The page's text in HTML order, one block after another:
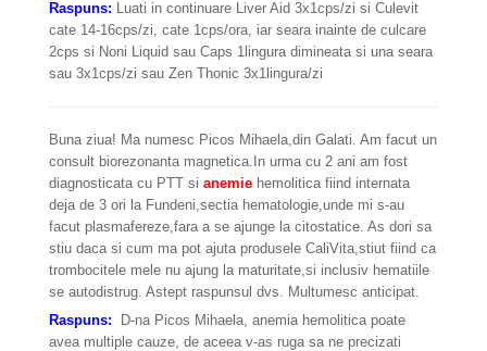
Raspuns: Luati in continuare Liver Aid 3x1cps/zi si Culevit
cate 14-16cps/zi, cate 1cps/ora, iar seara inainte de culcare
2cps si Noni Liquid sau Caps 1lingura dimineata si una seara
sau 3x1cps/zi sau Zen Thonic 3x1lingura/zi
Buna ziua! Ma numesc Picos Mihaela,din Galati. Am facut un
consult biorezonanta magnetica.In urma cu 2 ani am fost
diagnosticata cu PTT si anemie hemolitica fiind internata
deja de 3 ori la Fundeni,sectia hematologie,unde mi s-au
facut plasmafereze,fara a se ajunge la citostatice. As dori sa
stiu daca si cum ma pot ajuta produsele CaliVita,stiut fiind ca
trombocitele mele nu ajung la maturitate,si inclusiv hematiile
se autodistrug. Astept raspunsul dvs. Multumesc anticipat.
Raspuns:
​ D-na Picos Mihaela, anemia hemolitica poate
avea multiple cauze, de aceea v-as ruga sa ne precizati